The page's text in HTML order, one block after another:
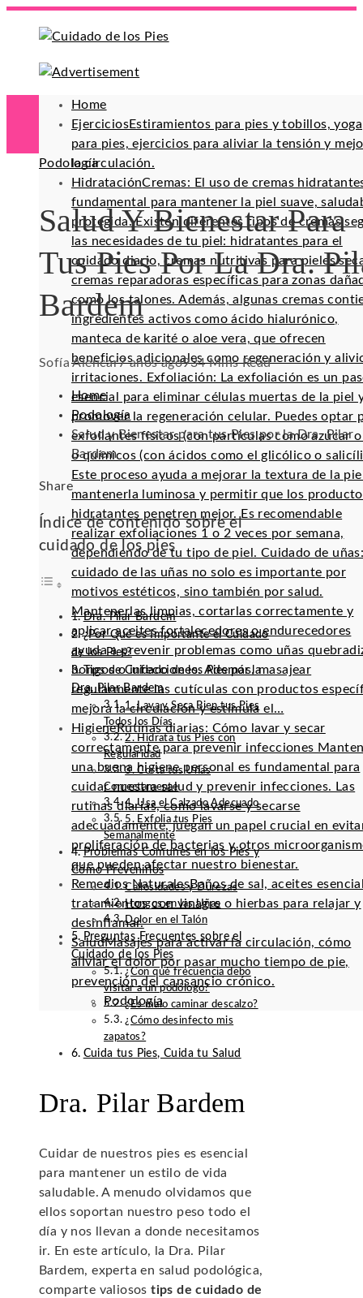
Home
EjerciciosEstiramientos para pies y tobillos, yoga
para pies, ejercicios para aliviar la tensión y
la circulación.
HidrataciónCremas: El uso de cremas
fundamental para mantener la piel suave,
protegida. Existen diferentes tipos de cremas
las necesidades de tu piel: hidratantes para el
cuidado diario, cremas nutritivas para pieles
cremas reparadoras específicas para zonas
como los talones. Además, algunas cremas
ingredientes activos como ácido hialurónico,
manteca de karité o aloe vera, que ofrecen
beneficios adicionales como regeneración y
irritaciones. Exfoliación: La exfoliación es un
esencial para eliminar células muertas de la piel
promover la regeneración celular. Puedes optar
exfoliantes físicos (con partículas como azúcar o
o químicos (con ácidos como el glicólico o
Este proceso ayuda a mejorar la textura de la
mantenerla luminosa y permitir que los
hidratantes penetren mejor. Es recomendable
realizar exfoliaciones 1 o 2 veces por semana,
dependiendo de tu tipo de piel. Cuidado de
cuidado de las uñas no solo es importante por
motivos estéticos, sino también por salud.
Mantenerlas limpias, cortarlas correctamente y
aplicar aceites fortalecedores o endurecedores
ayuda a prevenir problemas como uñas
hongos o infecciones. Además, masajear
regularmente las cutículas con productos
mejora la circulación y estimula el…
HigieneRutinas diarias: Cómo lavar y secar
correctamente para prevenir infecciones
una buena higiene personal es fundamental para
cuidar nuestra salud y prevenir infecciones. Las
rutinas diarias, como lavarse y secarse
adecuadamente, juegan un papel crucial en
proliferación de bacterias y otros
que pueden afectar nuestro bienestar.
Remedios NaturalesBaños de sal, aceites
tratamientos con vinagre o hierbas para relajar y
desinflamar.
SaludMasajes para activar la circulación, cómo
aliviar el dolor por pasar mucho tiempo de pie,
prevención del cansancio crónico.
Podología
Podología
Salud Y Bienestar Para
Tus Pies Por La Dra.
Bardem
Sofía Alencar7 años ago934 Mins Read
Home
Podología
Salud y Bienestar para tus Pies por la Dra. Pilar
Bardem
Facebook
Twitter
LinkedIn
Pinterest
Stumbleupon
Email
Share
Índice de contenido sobre el
cuidado de los pies
Dra. Pilar Bardem
¿Por Qué es Importante el Cuidado
de los Pies?
Tips de Cuidado de los Pies por la
Dra. Pilar Bardem
1. Lava y Seca Bien tus Pies
Todos los Días
2. Hidrata tus Pies con
Regularidad
3. Corta tus Uñas
Correctamente
4. Usa el Calzado Adecuado
5. Exfolia tus Pies
Semanalmente
Problemas Comunes en los Pies y
Cómo Prevenirlos
Callosidades y Durezas
Hongos en las Uñas
Dolor en el Talón
Preguntas Frecuentes sobre el
Cuidado de los Pies
¿Con qué frecuencia debo
visitar a un podólogo?
¿Es malo caminar descalzo?
¿Cómo desinfecto mis
zapatos?
Cuida tus Pies, Cuida tu Salud
Dra. Pilar Bardem
Cuidar de nuestros pies es esencial
para mantener un estilo de vida
saludable. A menudo olvidamos que
ellos soportan nuestro peso todo el
día y nos llevan a donde necesitamos
ir. En este artículo, la Dra. Pilar
Bardem, experta en salud podológica,
comparte valiosostips de cuidado de